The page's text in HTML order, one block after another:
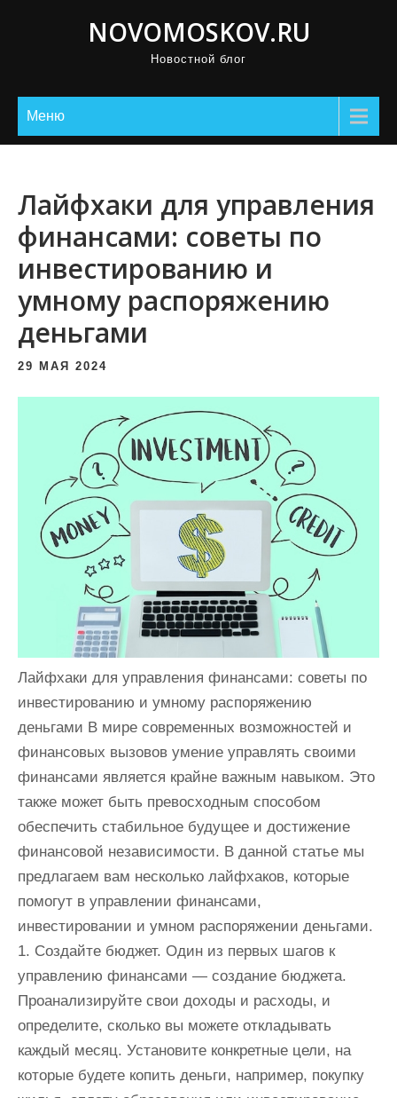
NOVOMOSKOV.RU
Новостной блог
Меню
Лайфхаки для управления
финансами: советы по
инвестированию и
умному распоряжению
деньгами
29 МАЯ 2024
Лайфхаки для управления финансами: советы по
инвестированию и умному распоряжению
деньгами В мире современных возможностей и
финансовых вызовов умение управлять своими
финансами является крайне важным навыком. Это
также может быть превосходным способом
обеспечить стабильное будущее и достижение
финансовой независимости. В данной статье мы
предлагаем вам несколько лайфхаков, которые
помогут в управлении финансами,
инвестировании и умном распоряжении деньгами.
1. Создайте бюджет. Один из первых шагов к
управлению финансами — создание бюджета.
Проанализируйте свои доходы и расходы, и
определите, сколько вы можете откладывать
каждый месяц. Установите конкретные цели, на
которые будете копить деньги, например, покупку